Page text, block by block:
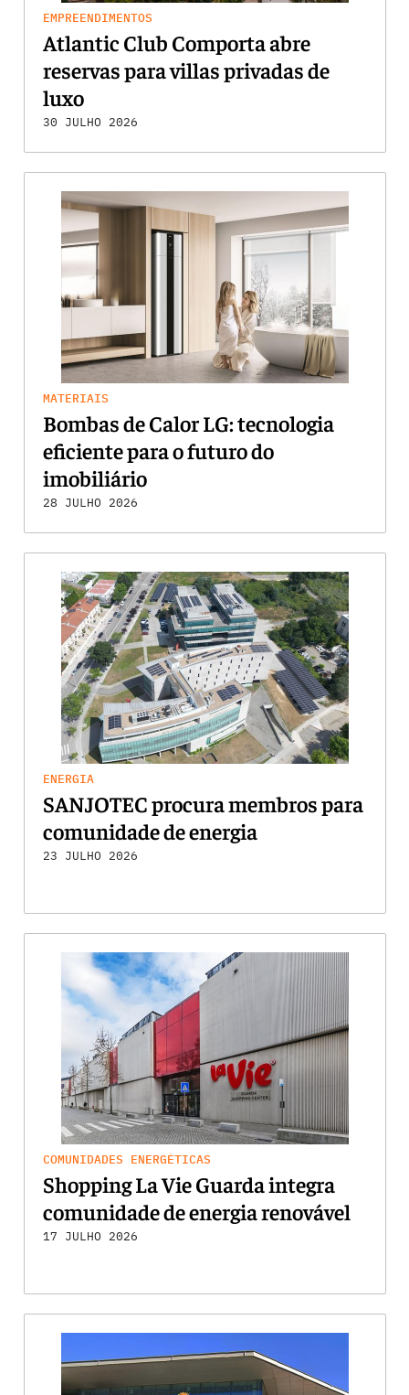
EMPREENDIMENTOS
Atlantic Club Comporta abre
reservas para villas privadas de
luxo
30 JULHO 2026
MATERIAIS
Bombas de Calor LG: tecnologia
eficiente para o futuro do
imobiliário
28 JULHO 2026
ENERGIA
SANJOTEC procura membros para
comunidade de energia
23 JULHO 2026
COMUNIDADES ENERGÉTICAS
Shopping La Vie Guarda integra
comunidade de energia renovável
17 JULHO 2026